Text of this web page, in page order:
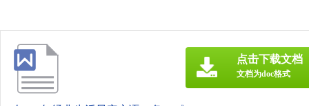
点击下载文档
文档为doc格式